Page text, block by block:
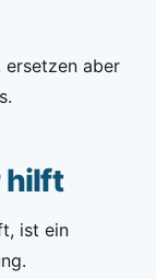
aber
hilft
ist ein